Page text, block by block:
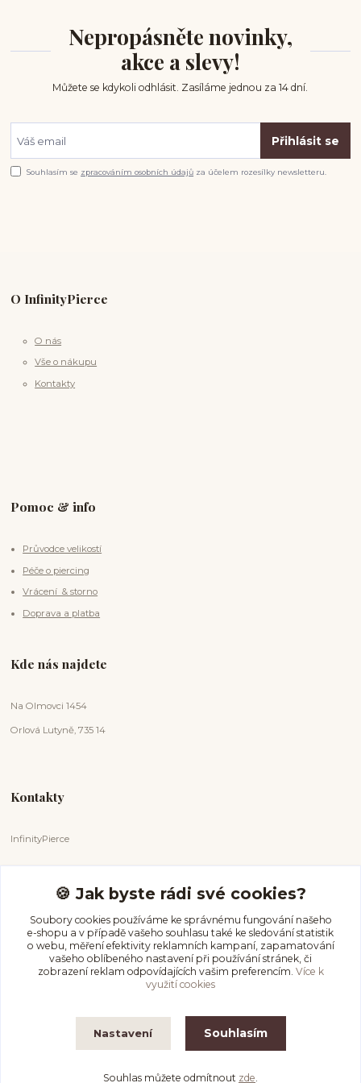
Nepropásněte novinky,
akce a slevy!
Můžete se kdykoli odhlásit. Zasíláme jednou za 14 dní.
Přihlásit se
Souhlasím se zpracováním osobních údajů za účelem rozesílky newsletteru.
O InfinityPierce
O nás
Vše o nákupu
Kontakty
Pomoc & info
Průvodce velikostí
Péče o piercing
Vrácení & storno
Doprava a platba
Kde nás najdete
Na Olmovci 1454
Orlová Lutyně, 735 14
Kontakty
InfinityPierce
+420 731 681 038
(Po-Ne, 9-18 hod.)
info@infinitypierce.cz
🍪 Jak byste rádi své cookies?
Soubory cookies používáme ke správnému fungování našeho
e-shopu a v případě vašeho souhlasu také ke sledování statistik
o webu, měření efektivity reklamních kampaní, zapamatování
vašeho oblíbeného nastavení při používání stránek, či
zobrazení reklam odpovídajících vašim preferencím. Více k
využití cookies
Nastavení Souhlasím
Souhlas můžete odmítnout zde